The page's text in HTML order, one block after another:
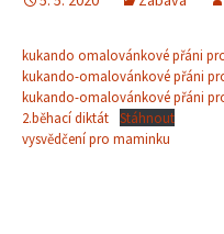
kukando omalovánkové přáni
kukando-omalovánkové přáni
kukando-omalovánkové přáni
2.běhací diktát
Stáhnout
vysvědčení pro maminku